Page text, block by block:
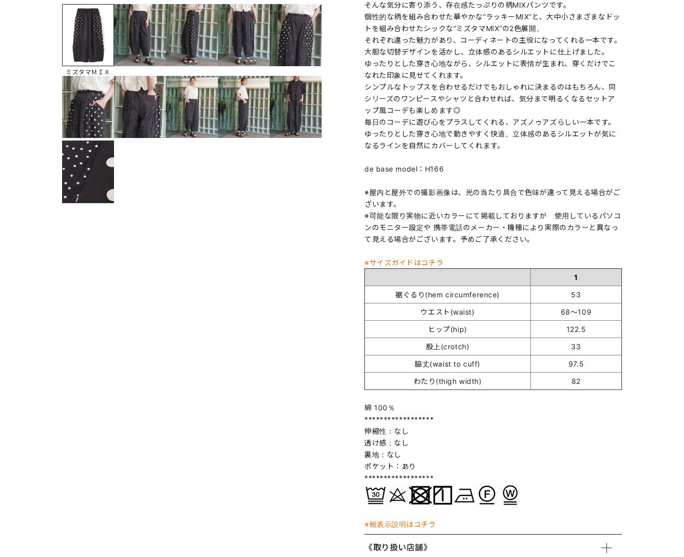
ミズタマＭＩＸ
そんな気分に寄り添う、存在感たっぷりの柄MIXパンツです。
個性的な柄を組み合わせた華やかな“ラッキーMIX”と、大中小さまざまなドッ
トを組み合わせたシックな“ミズタマMIX”の2色展開。
それぞれ違った魅力があり、コーディネートの主役になってくれる一本です。
大胆な切替デザインを活かし、立体感のあるシルエットに仕上げました。
ゆったりとした穿き心地ながら、シルエットに表情が生まれ、穿くだけでこ
なれた印象に見せてくれます。
シンプルなトップスを合わせるだけでもおしゃれに決まるのはもちろん、同
シリーズのワンピースやシャツと合わせれば、気分まで明るくなるセットア
ップ風コーデも楽しめます◎
毎日のコーデに遊び心をプラスしてくれる、アズノゥアズらしい一本です。
ゆったりとした穿き心地で動きやすく快適。立体感のあるシルエットが気に
なるラインを自然にカバーしてくれます。
de base model：H166
※屋内と屋外での撮影画像は、光の当たり具合で色味が違って見える場合がご
ざいます。
※可能な限り実物に近いカラーにて掲載しておりますが 使用しているパソコ
ンのモニター設定や 携帯電話のメーカー・機種により実際のカラーと異なっ
て見える場合がございます。予めご了承ください。
※サイズガイドはコチラ
1
裾ぐるり(hem circumference)
53
ウエスト(waist)
68～109
ヒップ(hip)
122.5
股上(crotch)
33
脇丈(waist to cuff)
97.5
わたり(thigh width)
82
綿 100％
******************
伸縮性：なし
透け感：なし
裏地：なし
ポケット：あり
******************
※絵表示説明はコチラ
《取り扱い店舗》